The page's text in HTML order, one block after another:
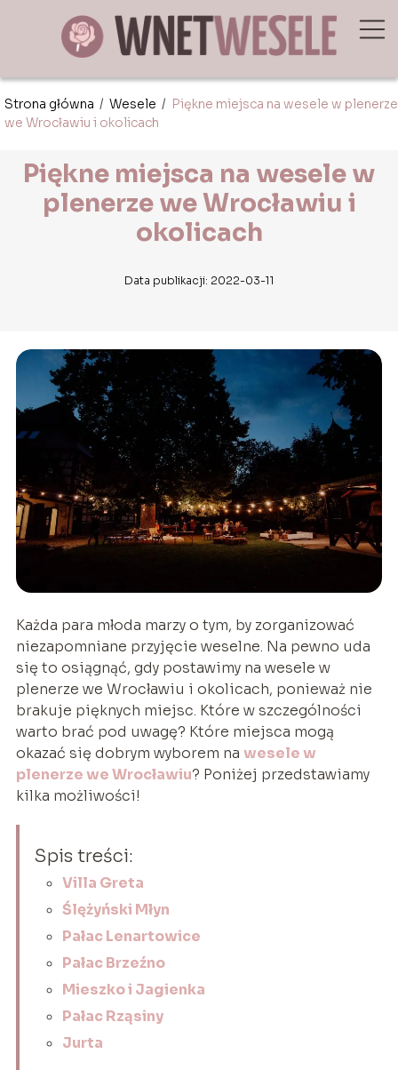
Strona główna / Wesele / Piękne miejsca na wesele w plenerze
we Wrocławiu i okolicach
Piękne miejsca na wesele w
plenerze we Wrocławiu i
okolicach
Data publikacji: 2022-03-11
Każda para młoda marzy o tym, by zorganizować
niezapomniane przyjęcie weselne. Na pewno uda
się to osiągnąć, gdy postawimy na wesele w
plenerze we Wrocławiu i okolicach, ponieważ nie
brakuje pięknych miejsc. Które w szczególności
warto brać pod uwagę? Które miejsca mogą
okazać się dobrym wyborem na wesele w
plenerze we Wrocławiu? Poniżej przedstawiamy
kilka możliwości!
Spis treści:
Villa Greta
Ślężyński Młyn
Pałac Lenartowice
Pałac Brzeźno
Mieszko i Jagienka
Pałac Rząsiny
Jurta